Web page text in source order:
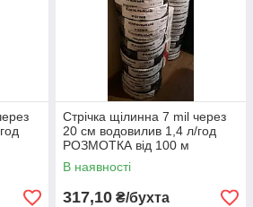
Стрічка щілинна 7 mil через
20 см водовилив 1,4 л/год
РОЗМОТКА від 100 м
В наявності
317,10 ₴/бухта